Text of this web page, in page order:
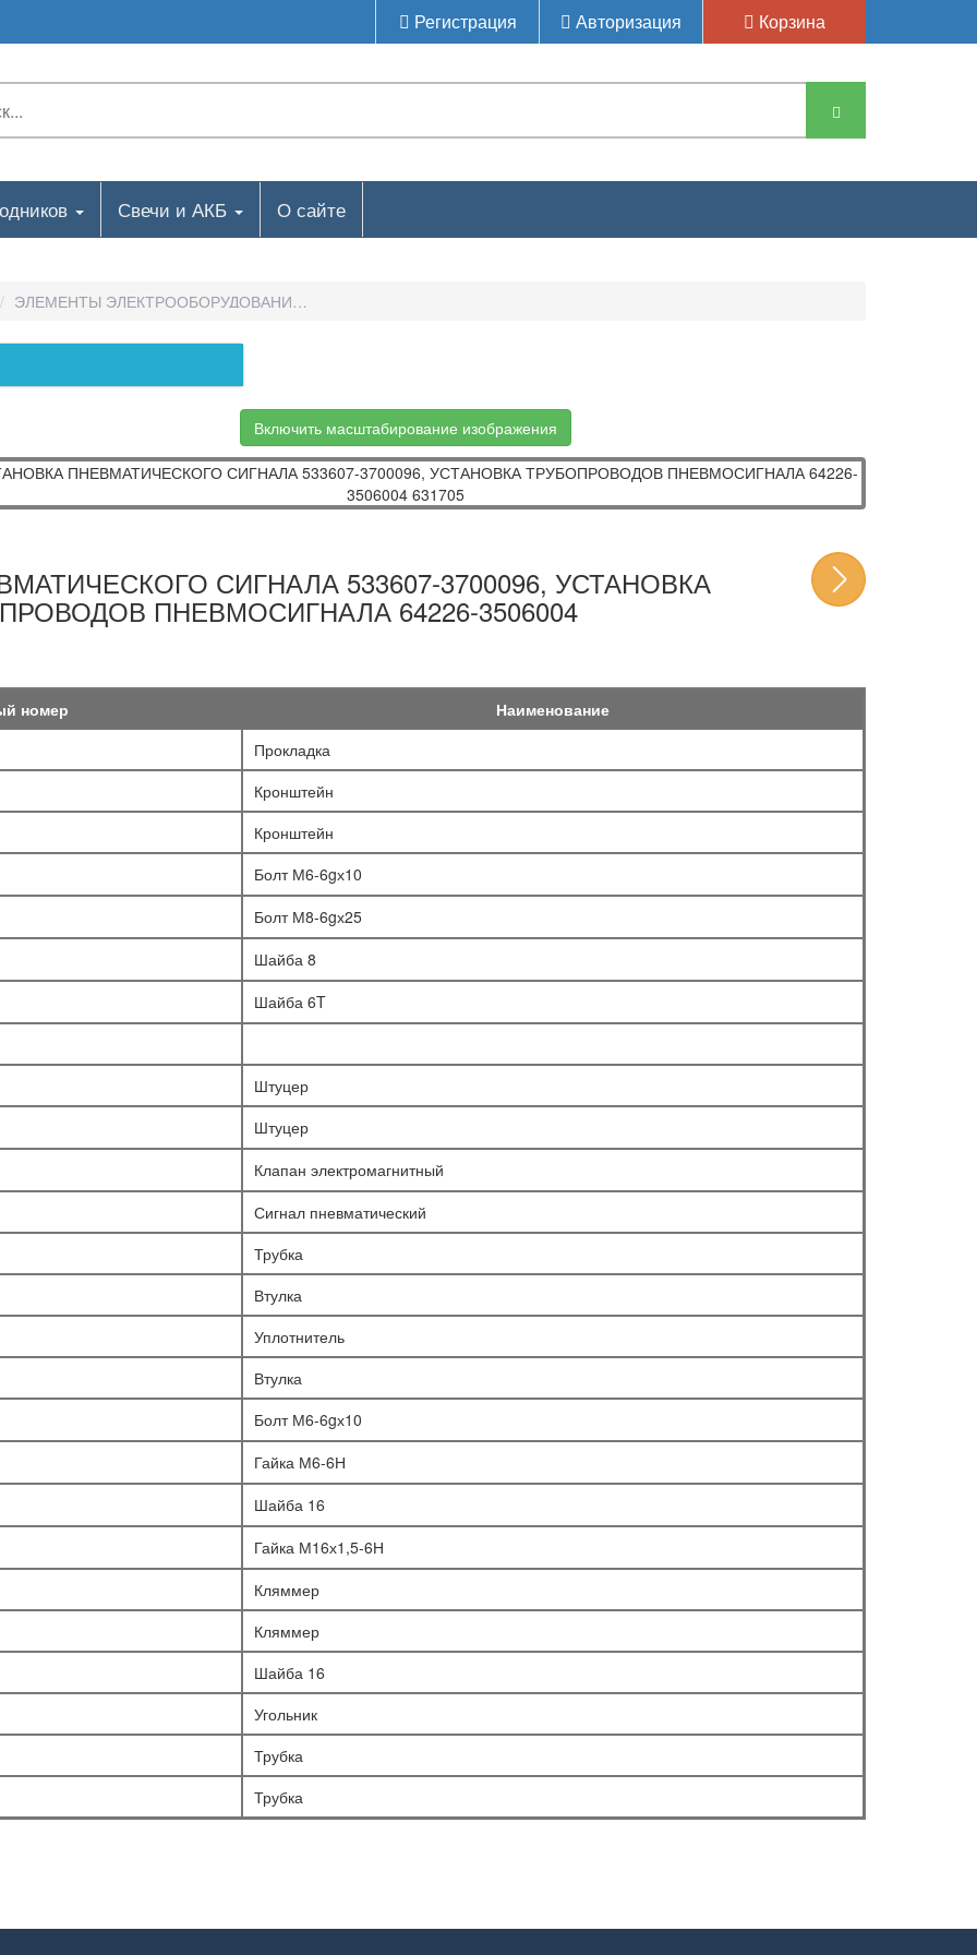
Регистрация Авторизация Корзина
Свечи и АКБ О сайте
ЭЛЕМЕНТЫ ЭЛЕКТРООБОРУДОВАНИЯ-УСТАНОВКА ПНЕВМАТИЧЕСКОГО СИГНАЛА 533607-3700096, УСТАНОВКА
Включить масштабирование изображения
СИГНАЛА 533607-3700096, УСТАНОВКА
ПНЕВМОСИГНАЛА 64226-3506004
номер
Наименование
Прокладка
Кронштейн
Кронштейн
Болт М6-6gх10
Болт М8-6gх25
Шайба 8
Шайба 6T
Штуцер
Штуцер
Клапан электромагнитный
Сигнал пневматический
Трубка
Втулка
Уплотнитель
Втулка
Болт М6-6gх10
Гайка М6-6Н
Шайба 16
Гайка М16х1,5-6Н
Кляммер
Кляммер
Шайба 16
Угольник
Трубка
Трубка